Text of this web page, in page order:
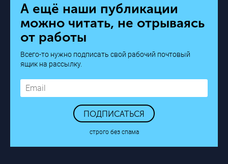
А ещё наши публикации
можно читать, не отрываясь
от работы
Всего-то нужно подписать свой рабочий почтовый
ящик на рассылку.
ПОДПИСАТЬСЯ
строго без спама